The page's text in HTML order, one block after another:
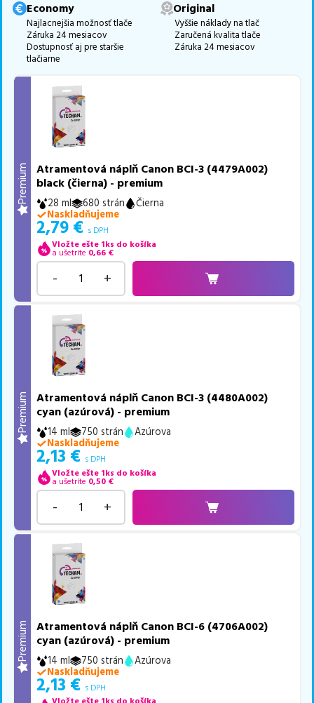
Ak si pri výbere nie ste istí, ktoré riešenie je pre vaše potreby
najvhodnejšie, alebo máte akékoľvek ďalšie otázky, môžete sa na
nás kedykoľvek obrátiť e-mailom alebo telefonicky. Sme tu, aby
Economy
Najlacnejšia možnosť tlače
Záruka 24 mesiacov
Dostupnosť aj pre staršie
tlačiarne
Original
Vyššie náklady na tlač
Zaručená kvalita tlače
Záruka 24 mesiacov
Premium
Atramentová náplň Canon BCI-3 (4479A002)
black (čierna) - premium
28 ml 680 strán
Čierna
Naskladňujeme
2,79 € s DPH
Vložte ešte 1ks do košíka
a ušetríte 0,66 €
- +
Premium
Atramentová náplň Canon BCI-3 (4480A002)
cyan (azúrová) - premium
14 ml 750 strán
Azúrova
Naskladňujeme
2,13 € s DPH
Vložte ešte 1ks do košíka
a ušetríte 0,50 €
- +
Premium
Atramentová náplň Canon BCI-6 (4706A002)
cyan (azúrová) - premium
14 ml 750 strán
Azúrova
Naskladňujeme
2,13 € s DPH